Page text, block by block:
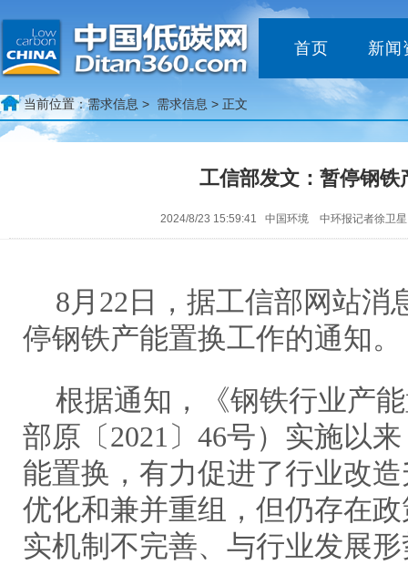
首页 新闻
当前位置：需求信息 > 需求信息 > 正文
工信部发文：暂停钢铁
2024/8/23 15:59:41 中国环境 中环报记者徐卫
8月22日，据工信部网站消
停钢铁产能置换工作的通知。
根据通知，《钢铁行业产
部原〔2021〕46号）实施以
能置换，有力促进了行业改
优化和兼并重组，但仍存在
实机制不完善、与行业发展